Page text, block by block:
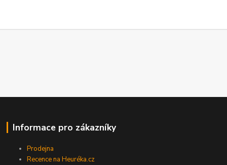
Informace pro zákazníky
Prodejna
Recence na Heuréka.cz